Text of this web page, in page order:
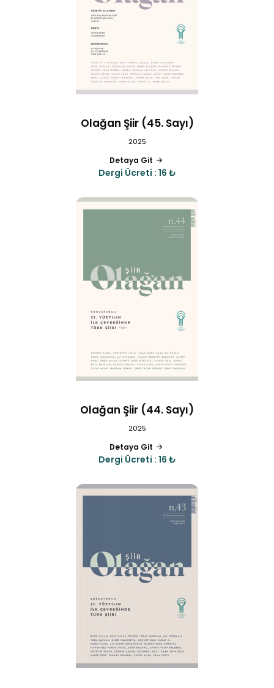
Olağan Şiir (45. Sayı)
2025
Detaya Git
Dergi Ücreti : 16 ₺
Olağan Şiir (44. Sayı)
2025
Detaya Git
Dergi Ücreti : 16 ₺